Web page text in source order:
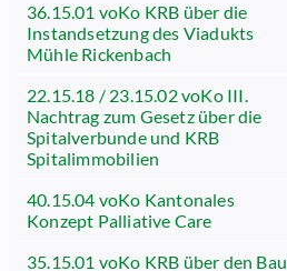
36.15.01 voKo KRB über die
Instandsetzung des Viadukts
Mühle Rickenbach
22.15.18 / 23.15.02 voKo III.
Nachtrag zum Gesetz über die
Spitalverbunde und KRB
Spitalimmobilien
40.15.04 voKo Kantonales
Konzept Palliative Care
35.15.01 voKo KRB über den Bau